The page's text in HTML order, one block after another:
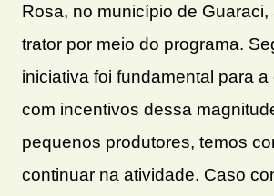
Rosa, no município de Guaraci,
trator por meio do programa.
iniciativa foi fundamental para a
com incentivos dessa
pequenos produtores, temos
continuar na atividade. Caso